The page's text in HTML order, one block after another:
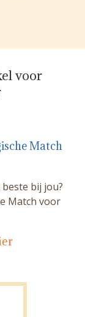
voor
Match
bij jou?
Match voor